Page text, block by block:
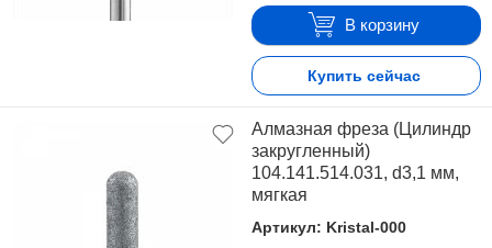
В корзину
Купить сейчас
Алмазная фреза (Цилиндр
закругленный)
104.141.514.031, d3,1 мм,
мягкая
Артикул: Kristal-000